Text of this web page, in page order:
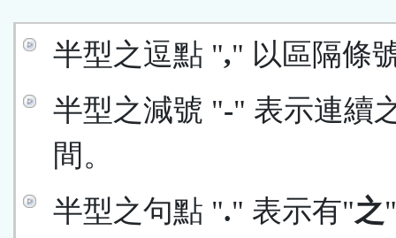
半型之逗點 "," 以區隔條
半型之減號 "-" 表示連續
間。
半型之句點 "." 表示有"之